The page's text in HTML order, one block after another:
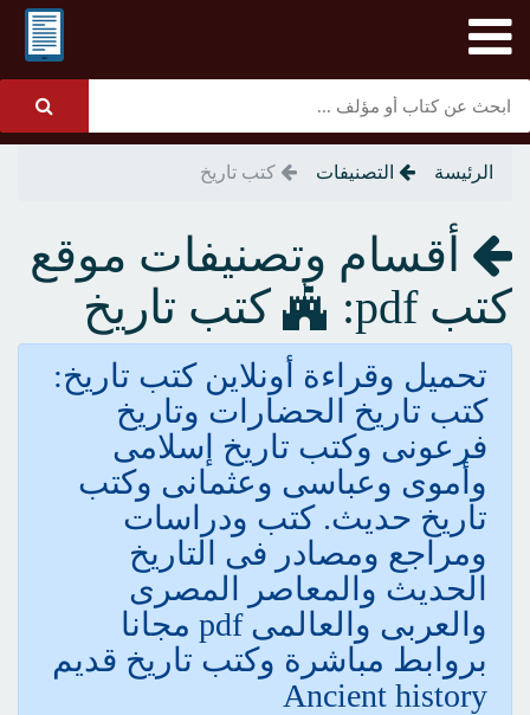
الرئيسة التصنيفات كتب تاريخ
أقسام وتصنيفات موقع
كتب pdf:
كتب تاريخ
تحميل وقراءة أونلاين كتب تاريخ:
كتب تاريخ الحضارات وتاريخ
فرعونى وكتب تاريخ إسلامى
وأموى وعباسى وعثمانى وكتب
تاريخ حديث. كتب ودراسات
ومراجع ومصادر فى التاريخ
الحديث والمعاصر المصرى
والعربى والعالمى pdf مجانا
بروابط مباشرة وكتب تاريخ قديم
Ancient history